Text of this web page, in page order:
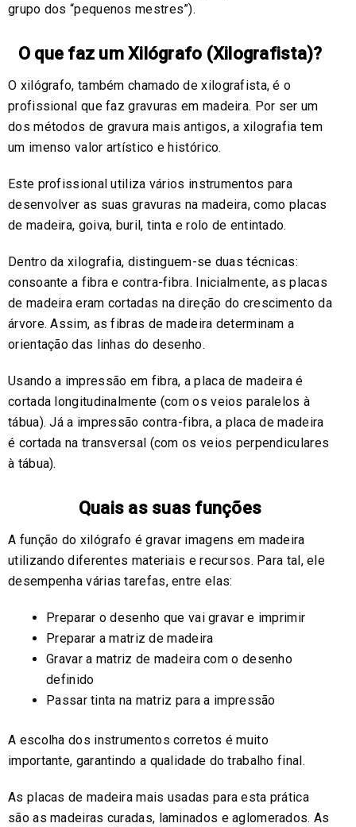
grupo dos “pequenos mestres”).
O que faz um Xilógrafo (Xilografista)?
O xilógrafo, também chamado de xilografista, é o
profissional que faz gravuras em madeira. Por ser um
dos métodos de gravura mais antigos, a xilografia tem
um imenso valor artístico e histórico.
Este profissional utiliza vários instrumentos para
desenvolver as suas gravuras na madeira, como placas
de madeira, goiva, buril, tinta e rolo de entintado.
Dentro da xilografia, distinguem-se duas técnicas:
consoante a fibra e contra-fibra. Inicialmente, as placas
de madeira eram cortadas na direção do crescimento da
árvore. Assim, as fibras de madeira determinam a
orientação das linhas do desenho.
Usando a impressão em fibra, a placa de madeira é
cortada longitudinalmente (com os veios paralelos à
tábua). Já a impressão contra-fibra, a placa de madeira
é cortada na transversal (com os veios perpendiculares
à tábua).
Quais as suas funções
A função do xilógrafo é gravar imagens em madeira
utilizando diferentes materiais e recursos. Para tal, ele
desempenha várias tarefas, entre elas:
Preparar o desenho que vai gravar e imprimir
Preparar a matriz de madeira
Gravar a matriz de madeira com o desenho
definido
Passar tinta na matriz para a impressão
A escolha dos instrumentos corretos é muito
importante, garantindo a qualidade do trabalho final.
As placas de madeira mais usadas para esta prática
são as madeiras curadas, laminados e aglomerados. As